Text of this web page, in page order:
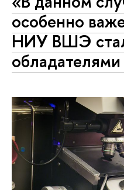
особенно
НИУ ВШЭ